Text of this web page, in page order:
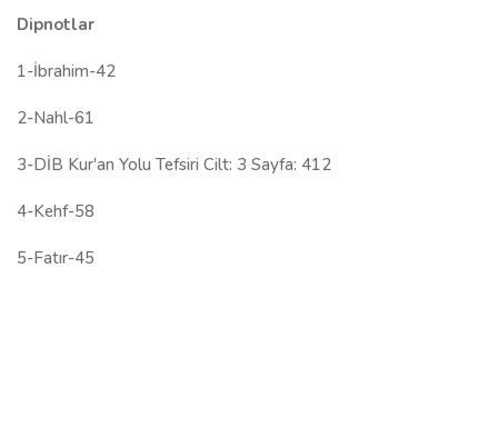
Dipnotlar
1-İbrahim-42
2-Nahl-61
3-DİB Kur'an Yolu Tefsiri Cilt: 3 Sayfa: 412
4-Kehf-58
5-Fatır-45